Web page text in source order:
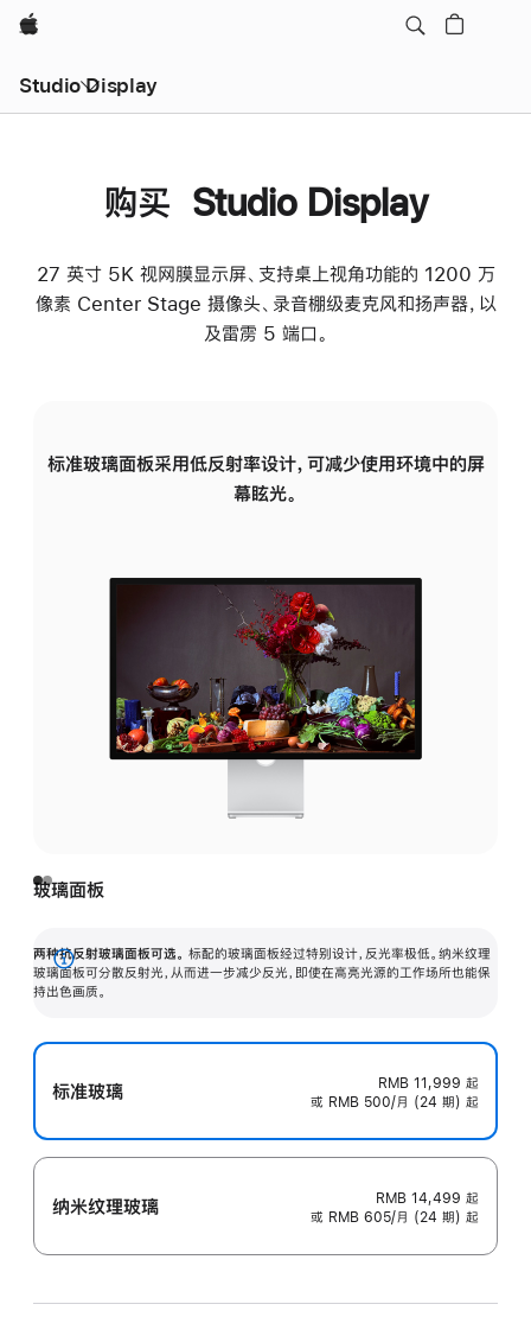
Apple
Studio Display
购买 Studio Display
27 英寸 5K 视网膜显示屏、支持桌上视角功能的 1200 万
像素 Center Stage 摄像头、录音棚级麦克风和扬声器，以
及雷雳 5 端口。
标准玻璃面板采用低反射率设计，可减少使用环境中的屏
幕眩光。
玻璃面板
两种抗反射玻璃面板可选。 标配的玻璃面板经过特别设计，反光率极低。纳米纹理
玻璃面板可分散反射光，从而进一步减少反光，即使在高亮光源的工作场所也能保
持出色画质。
展
开
标准玻璃 RMB 11,999 起
或 RMB 500/月 (24 期) 起
纳米纹理玻璃 RMB 14,499 起
或 RMB 605/月 (24 期) 起